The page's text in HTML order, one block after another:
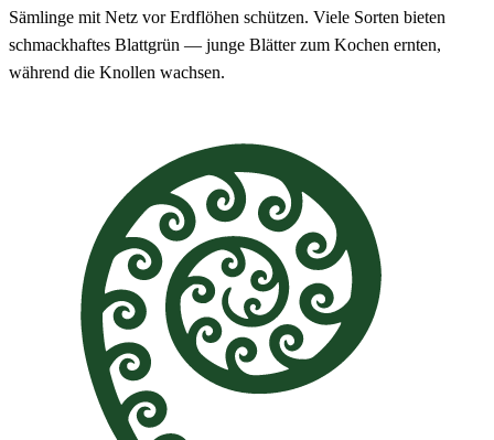
Sämlinge mit Netz vor Erdflöhen schützen. Viele Sorten bieten
schmackhaftes Blattgrün — junge Blätter zum Kochen ernten,
während die Knollen wachsen.